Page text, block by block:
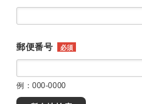
郵便番号 必須
例：000-0000